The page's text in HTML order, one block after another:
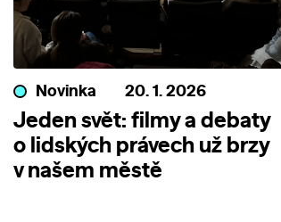
Novinka 20. 1. 2026
Jeden svět: filmy a debaty
o lidských právech už brzy
v našem městě